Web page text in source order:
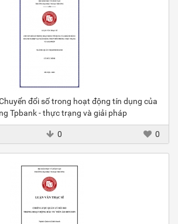
đổi số trong hoạt động tín dụng của
Tpbank - thực trạng và giải pháp
0 0